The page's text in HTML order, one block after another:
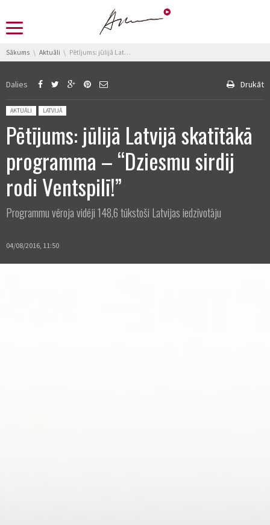
You are here:
Sākums Aktuāli Pētījums: jūlijā Latvijā skatītākā programma – “Dziesmu sirdij rodi Ventspilī!”
Dalies Drukāt
Posted in:
AKTUĀLI LATVIJĀ
Pētījums: jūlijā Latvijā skatītākā
programma – “Dziesmu sirdij
rodi Ventspilī!”
Programmu vēroja vidēji 148,6 tūkstoši Latvijas iedzīvotāju
04/08/2016, 11:50